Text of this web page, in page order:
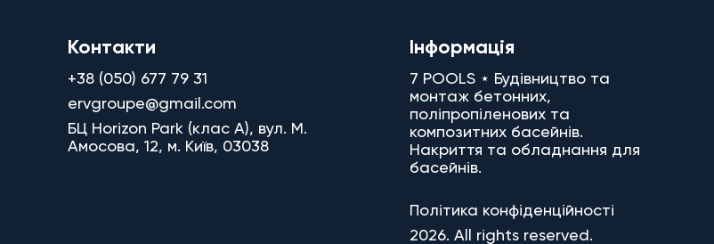
Контакти
+38 (050) 677 79 31
ervgroupe@gmail.com
БЦ Horizon Park (клас A), вул. М.
Амосова, 12, м. Київ, 03038
Інформація
7 POOLS ⋆ Будівництво та
монтаж бетонних,
поліпропіленових та
композитних басейнів.
Накриття та обладнання для
басейнів.
Політика конфіденційності
2026. All rights reserved.